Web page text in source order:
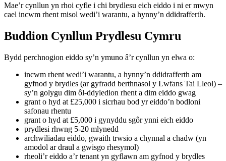
Mae’r cynllun yn rhoi cyfle i chi brydlesu eich eiddo i ni er mwyn
cael incwm rhent misol wedi’i warantu, a hynny’n ddidrafferth.
Buddion Cynllun Prydlesu Cymru
Bydd perchnogion eiddo sy’n ymuno â’r cynllun yn elwa o:
incwm rhent wedi’i warantu, a hynny’n ddidrafferth am
gyfnod y brydles (ar gyfradd berthnasol y Lwfans Tai Lleol) –
sy’n golygu dim ôl-ddyledion rhent a dim eiddo gwag
grant o hyd at £25,000 i sicrhau bod yr eiddo’n bodloni
safonau rhentu
grant o hyd at £5,000 i gynyddu sgôr ynni eich eiddo
prydlesi rhwng 5-20 mlynedd
archwiliadau eiddo, gwaith trwsio a chynnal a chadw (yn
amodol ar draul a gwisgo rhesymol)
rheoli’r eiddo a’r tenant yn gyflawn am gyfnod y brydles